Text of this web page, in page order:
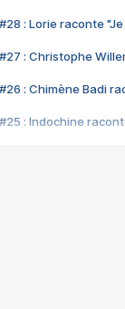
#28 : Lorie raconte
#27 : Christophe
#26 : Chimène Badi
#25 : Indochine